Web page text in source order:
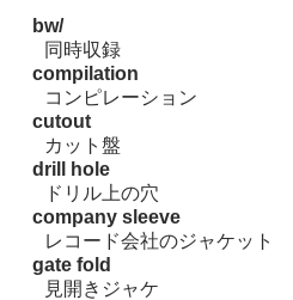
bw/
同時収録
compilation
コンピレーション
cutout
カット盤
drill hole
ドリル上の穴
company sleeve
レコード会社のジャケット
gate fold
見開きジャケ